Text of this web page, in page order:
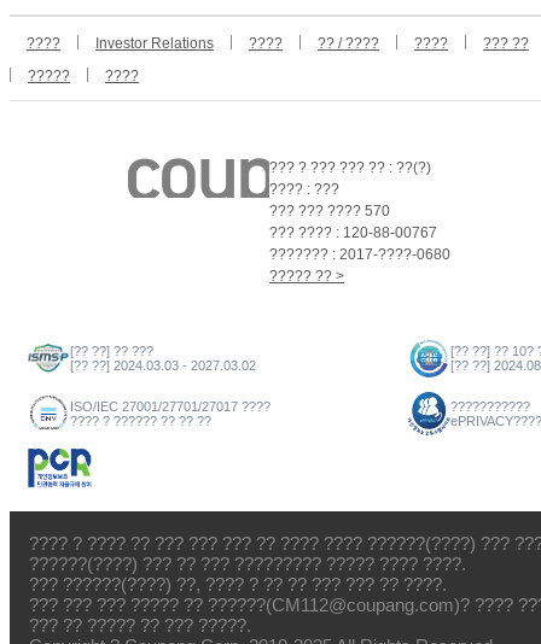
???? Investor Relations ???? ?? / ???? ????
??? ??
?????
????
??? ? ??? ??? ?? : ??(?)
???? : ???
??? ??? ???? 570
??? ???? : 120-88-00767
??????? : 2017-????-0680
????? ?? >
[?? ??] ?? ???
[?? ??] 2024.03.03 - 2027.03.02
[?? ??] ?? 10?
[?? ??]
ISO/IEC 27001/27701/27017 ????
???? ? ?????? ?? ?? ??
???????????
ePRIVACY????
???? ? ???? ?? ??? ??? ??? ?? ???? ???? ??????(????) ???
??????(????) ??? ?? ??? ????????? ????? ???? ????.
??? ??????(????) ??, ???? ? ?? ?? ??? ??? ?? ????.
??? ??? ??? ????? ?? ??????(CM112@coupang.com)? ????
??? ?? ????? ?? ??? ?????.